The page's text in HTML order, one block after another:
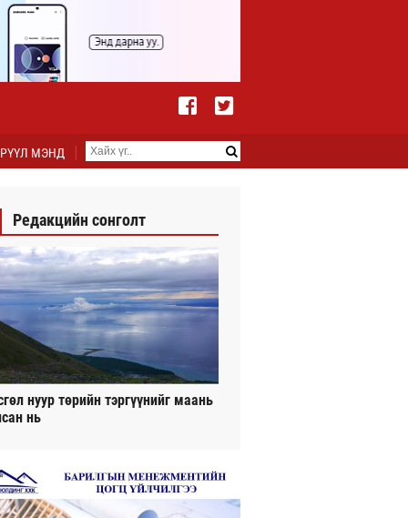
МЭНД
Редакцийн сонголт
нуур төрийн тэргүүнийг маань
нь